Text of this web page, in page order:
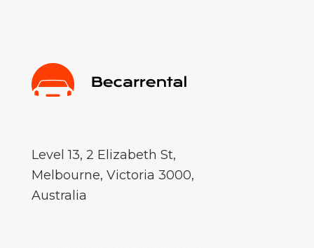
Level 13, 2 Elizabeth St,
Melbourne, Victoria 3000,
Australia